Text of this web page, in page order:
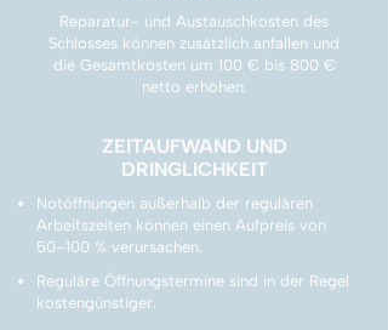
Reparatur- und Austauschkosten des
Schlosses können zusätzlich anfallen und
die Gesamtkosten um 100 € bis 800 €
netto erhöhen.
ZEITAUFWAND UND
DRINGLICHKEIT
Notöffnungen außerhalb der regulären
Arbeitszeiten können einen Aufpreis von
50–100 % verursachen.
Reguläre Öffnungstermine sind in der Regel
kostengünstiger.